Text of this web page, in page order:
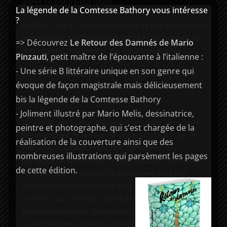
une enquête sur Elisabeth Báthory et, en octobre, 52
Lors de l’assaut du château mené par Georg Thurzo
le 29 décembre 1610, les soldats déterrèrent une
cinquantaine de cadavres.
Thurzo fit alors venir 350 personnes pour témoigner.
Des membres de la cour du château furent jugés et
exécutés. Tous avouèrent être complices ; à la
demande de la comtesse, ils emmenaient des jeunes
femmes. Sous la torture, ils décrivirent alors des
actes abominables commis dans le château situé sur
la colline. La comtesse, quant à elle, évita le procès,
probablement pour épargner la honte à la famille,
sauver les biens familiaux et ne pas mettre en
La légende de la Comtesse Bathory vous intéresse
?
=> Découvrez Le Retour des Damnés de Mario
Pinzauti, petit maître de l’épouvante à l’italienne :
- Une série B littéraire unique en son genre qui
évoque de façon magistrale mais délicieusement
bis la légende de la Comtesse Bathory
- Joliment illustré par Mario Melis, dessinatrice,
peintre et photographe, qui s’est chargée de la
réalisation de la couverture ainsi que des
nombreuses illustrations qui parsèment les pages
de cette édition.